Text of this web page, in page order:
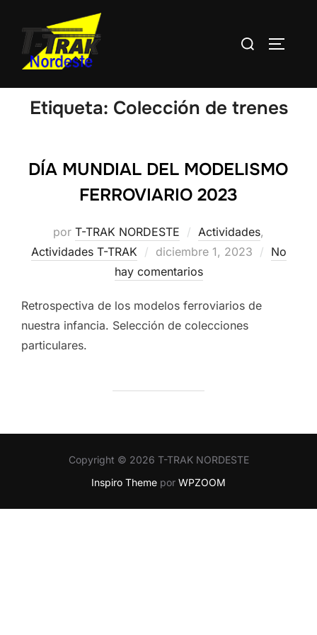
contenido
Buscar:
Etiqueta: Colección de trenes
DÍA MUNDIAL DEL MODELISMO
FERROVIARIO 2023
por T-TRAK NORDESTE Actividades,
Actividades T-TRAK
Publicado
el
diciembre 1, 2023
No
hay comentarios
Retrospectiva de los modelos ferroviarios de
nuestra infancia. Selección de colecciones
particulares.
Copyright © 2026 T-TRAK NORDESTE
Inspiro Theme por WPZOOM